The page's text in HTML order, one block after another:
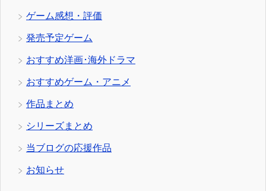
ゲーム感想・評価
発売予定ゲーム
おすすめ洋画･海外ドラマ
おすすめゲーム・アニメ
作品まとめ
シリーズまとめ
当ブログの応援作品
お知らせ